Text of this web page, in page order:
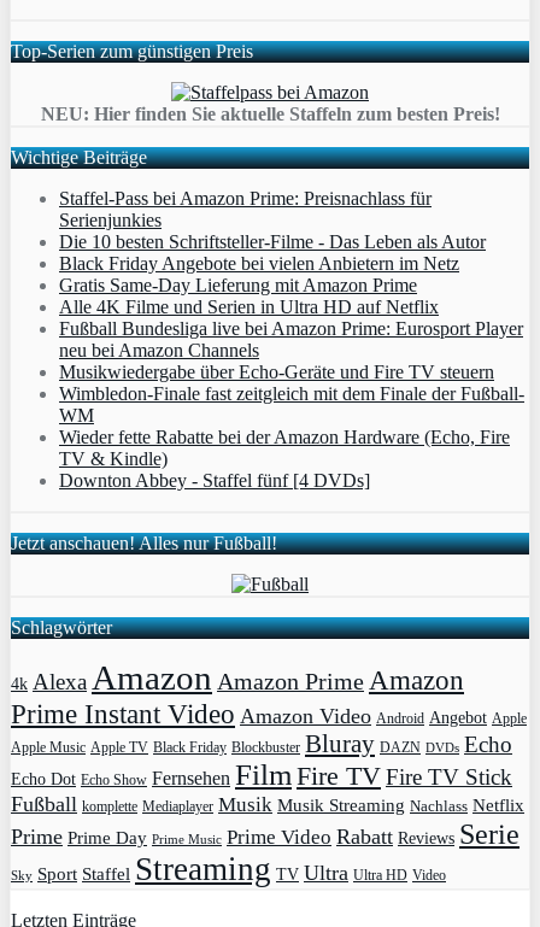
Top-Serien zum günstigen Preis
NEU: Hier finden Sie aktuelle Staffeln zum besten Preis!
Wichtige Beiträge
Staffel-Pass bei Amazon Prime: Preisnachlass für
Serienjunkies
Die 10 besten Schriftsteller-Filme - Das Leben als Autor
Black Friday Angebote bei vielen Anbietern im Netz
Gratis Same-Day Lieferung mit Amazon Prime
Alle 4K Filme und Serien in Ultra HD auf Netflix
Fußball Bundesliga live bei Amazon Prime: Eurosport Player
neu bei Amazon Channels
Musikwiedergabe über Echo-Geräte und Fire TV steuern
Wimbledon-Finale fast zeitgleich mit dem Finale der Fußball-
WM
Wieder fette Rabatte bei der Amazon Hardware (Echo, Fire
TV & Kindle)
Downton Abbey - Staffel fünf [4 DVDs]
Jetzt anschauen! Alles nur Fußball!
Schlagwörter
4k Alexa Amazon Amazon Prime Amazon
Prime Instant Video Amazon Video Android Angebot Apple
Apple Music Apple TV Black Friday Blockbuster Bluray DAZN DVDs Echo
Echo Dot Echo Show Fernsehen Film Fire TVFire TV Stick
Fußball komplette Mediaplayer Musik Musik Streaming Nachlass Netflix
Prime Prime Day Prime Music Prime Video Rabatt Reviews Serie
Sky Sport Staffel Streaming TV Ultra Ultra HD Video
Letzten Einträge